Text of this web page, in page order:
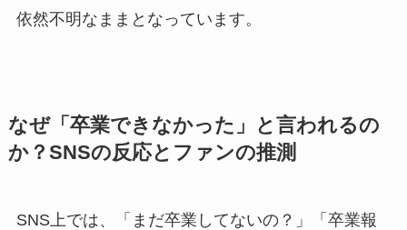
依然不明なままとなっています。
なぜ「卒業できなかった」と言われるの
か？SNSの反応とファンの推測
SNS上では、「まだ卒業してないの？」「卒業報